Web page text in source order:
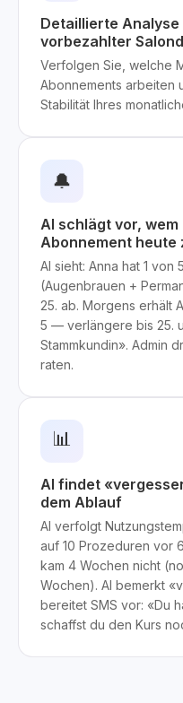
Detaillierte
vorbezahlter
Verfolgen Sie, welche
Abonnements arbeiten
Stabilität Ihres
🔔
AI schlägt vor,
Abonnement heute
AI sieht: Anna hat 1
(Augenbrauen +
25. ab. Morgens erhält
5 — verlängere bis 25.
Stammkundin». Admin
raten.
📊
AI findet
dem Ablauf
AI verfolgt
auf 10 Prozeduren vor
kam 4 Wochen nicht
Wochen). AI bemerkt
bereitet SMS vor: «Du
schaffst du den Kurs